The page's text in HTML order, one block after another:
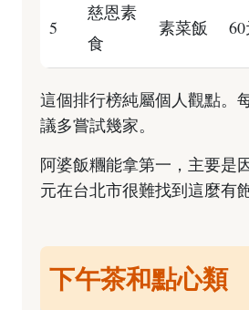
5
慈恩素
食
素菜飯
這個排行榜純屬個人觀點。
議多嘗試幾家。
阿婆飯糰能拿第一，主要是
元在台北市很難找到這麼有
下午茶和點心類